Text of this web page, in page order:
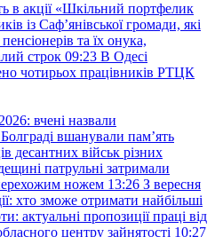
в акції «Шкільний портфелик
із Саф’янівської громади, які
та їх онука,
строк 09:23 В Одесі
чотирьох працівників РТЦК
вчені назвали
вшанували пам’ять
десантних військ різних
патрульні затримали
ножем 13:26 З вересня
хто зможе отримати найбільші
актуальні пропозиції праці від
центру зайнятості 10:27